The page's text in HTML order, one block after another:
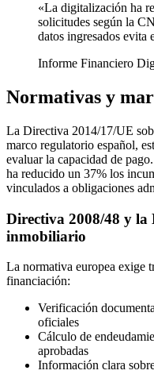
«La digitalización ha reducido un 80% los errores en
solicitudes según la
datos ingresados evita
Informe Financiero
Normativas y
La Directiva 2014/17/UE
marco regulatorio español,
evaluar la capacidad de
ha reducido un 37% los
vinculados a obligaciones
Directiva 2008/48 y la
inmobiliario
La normativa europea exige
financiación:
Verificación
oficiales
Cálculo de
aprobadas
Información clara